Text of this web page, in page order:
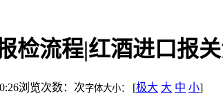
检流程|红酒进口报
浏览次数： 次字体大小： [极大 大 中 小]